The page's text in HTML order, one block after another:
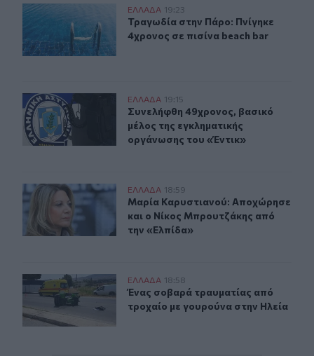
Τραγωδία στην Πάρο: Πνίγηκε 4χρονος σε πισίνα
ΕΛΛAΔΑ 19:23
Τραγωδία στην Πάρο: Πνίγηκε
Τραγωδία στην Πάρο: Πνίγηκε
4χρονος σε πισίνα beach bar
Συνελήφθη 49χρονος, βασικό μέλος της εγκληματικής
ΕΛΛAΔΑ 19:15
Συνελήφθη 49χρονος, βασικό
Συνελήφθη 49χρονος, βασικό
μέλος της εγκληματικής
οργάνωσης του «Έντικ»
Μαρία Καρυστιανού: Αποχώρησε και ο Νίκος
ΕΛΛAΔΑ 18:59
Μαρία Καρυστιανού: Αποχώρησε
Μαρία Καρυστιανού: Αποχώρησε
και ο Νίκος Μπρουτζάκης από
την «Ελπίδα»
Ένας σοβαρά τραυματίας από τροχαίο με γουρούνα
ΕΛΛAΔΑ 18:58
Ένας σοβαρά τραυματίας από
Ένας σοβαρά τραυματίας από
τροχαίο με γουρούνα στην Ηλεία